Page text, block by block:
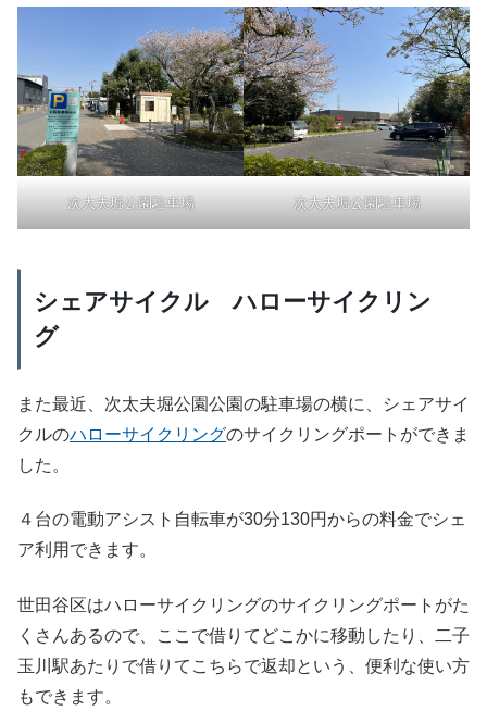
次大夫堀公園駐車場 次大夫堀公園駐車場
シェアサイクル ハローサイクリン
グ
また最近、次太夫堀公園公園の駐車場の横に、シェアサイ
クルのハローサイクリングのサイクリングポートができま
した。
４台の電動アシスト自転車が30分130円からの料金でシェ
ア利用できます。
世田谷区はハローサイクリングのサイクリングポートがた
くさんあるので、ここで借りてどこかに移動したり、二子
玉川駅あたりで借りてこちらで返却という、便利な使い方
もできます。